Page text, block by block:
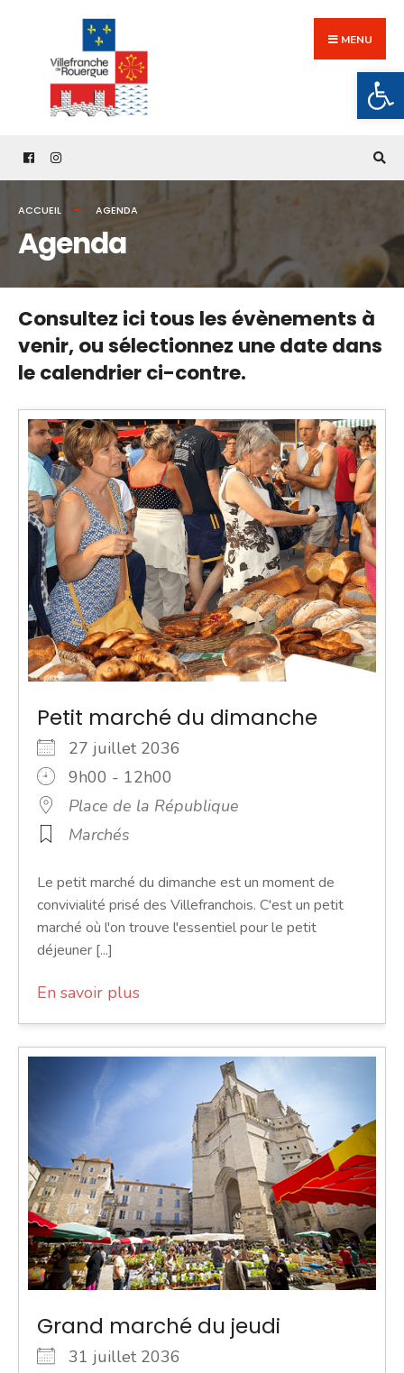
content
MENU
ACCUEIL AGENDA
Agenda
Consultez ici tous les évènements à
venir,ou sélectionnez une date dans
le calendrier ci-contre.
Petit marché du dimanche
27 juillet 2036
9h00 - 12h00
Place de la République
Marchés
Le petit marché du dimanche est un moment de
convivialité prisé des Villefranchois. C'est un petit
marché où l'on trouve l'essentiel pour le petit
déjeuner [...]
En savoir plus
Grand marché du jeudi
31 juillet 2036